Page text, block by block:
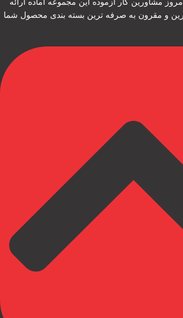
و مقرون به صرفه ترین بسته بندی محصول شما